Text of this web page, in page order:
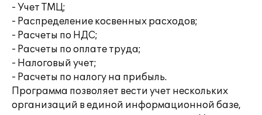
- Учет ТМЦ;
- Распределение косвенных расходов;
- Расчеты по НДС;
- Расчеты по оплате труда;
- Налоговый учет;
- Расчеты по налогу на прибыль.
Программа позволяет вести учет нескольких
организаций в единой информационной базе,